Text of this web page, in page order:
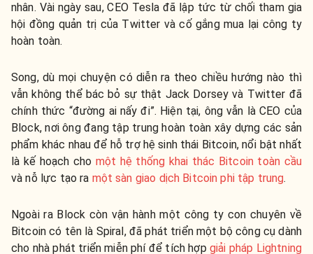
nhân. Vài ngày sau, CEO Tesla đã lập tức từ chối tham gia
hội đồng quản trị của Twitter và cố gắng mua lại công ty
hoàn toàn.
Song, dù mọi chuyện có diễn ra theo chiều hướng nào thì
vẫn không thể bác bỏ sự thật Jack Dorsey và Twitter đã
chính thức “đường ai nấy đi”. Hiện tại, ông vẫn là CEO của
Block, nơi ông đang tập trung hoàn toàn xây dựng các sản
phẩm khác nhau để hỗ trợ hệ sinh thái Bitcoin, nổi bật nhất
là kế hoạch cho một hệ thống khai thác Bitcoin toàn cầu
và nỗ lực tạo ra một sàn giao dịch Bitcoin phi tập trung.
Ngoài ra Block còn vận hành một công ty con chuyên về
Bitcoin có tên là Spiral, đã phát triển một bộ công cụ dành
cho nhà phát triển miễn phí để tích hợp giải pháp Lightning